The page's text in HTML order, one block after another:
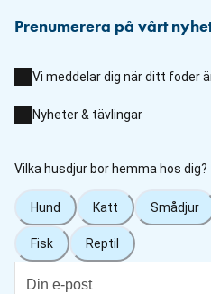
Prenumerera på vårt
Vi meddelar dig när ditt foder
Nyheter & tävlingar
Vilka husdjur bor hemma hos dig?
Hund Katt Smådjur
Fisk Reptil